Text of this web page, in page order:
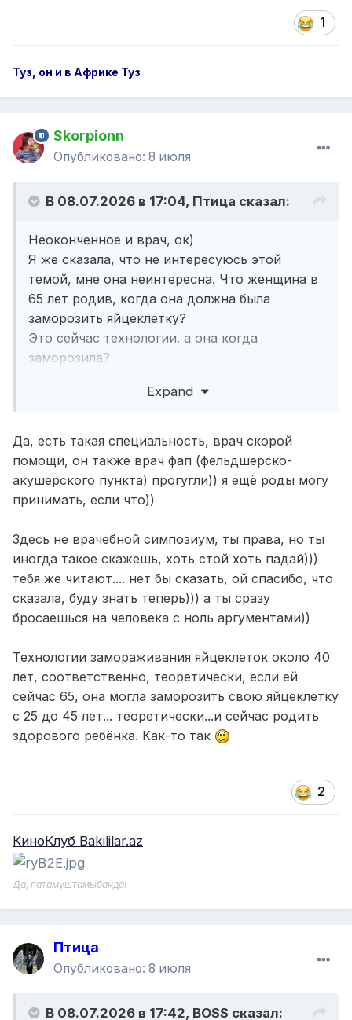
1
Туз, он и в Африке Туз
Skorpionn
Опубликовано: 8 июля
В 08.07.2026 в 17:04, Птица сказал:
Неоконченное и врач, ок)
Я же сказала, что не интересуюсь этой
темой, мне она неинтересна. Что женщина в
65 лет родив, когда она должна была
заморозить яйцеклетку?
Это сейчас технологии. а она когда
заморозила?
приходишь со своим экспертным мнением.
Мне не стыдно. дальше?
Здесь врачебный симпозиум что ли?
Expand
Да, есть такая специальность, врач скорой
помощи, он также врач фап (фельдшерско-
акушерского пункта) прогугли)) я ещё роды могу
принимать, если что))
Здесь не врачебной симпозиум, ты права, но ты
иногда такое скажешь, хоть стой хоть падай)))
тебя же читают.... нет бы сказать, ой спасибо, что
сказала, буду знать теперь))) а ты сразу
бросаешься на человека с ноль аргументами))
Технологии замораживания яйцеклеток около 40
лет, соответственно, теоретически, если ей
сейчас 65, она могла заморозить свою яйцеклетку
с 25 до 45 лет... теоретически...и сейчас родить
здорового ребёнка. Как-то так
2
КиноКлуб Bakililar.az
Да, патамуштамыбанда!
Птица
Опубликовано: 8 июля
В 08.07.2026 в 17:42, BOSS сказал: